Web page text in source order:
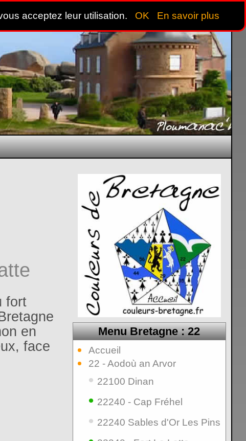
fort
en
face
Menu Bretagne : 22
Accueil
22 - Aodoù an Arvor
• 22100 Dinan
• 22240 - Cap Fréhel
• 22240 Sables d'Or Les Pins
acceptez leur utilisation. OK En savoir plus